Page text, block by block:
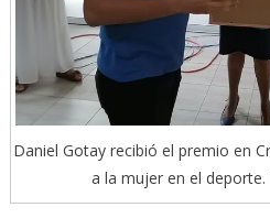
Daniel Gotay recibió el premio en
a la mujer en el